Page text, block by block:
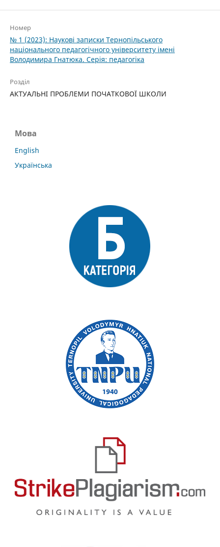
Номер
№ 1 (2023): Наукові записки Тернопільського
національного педагогічного університету імені
Володимира Гнатюка. Серія: педагогіка
Розділ
АКТУАЛЬНІ ПРОБЛЕМИ ПОЧАТКОВОЇ ШКОЛИ
Мова
English
Українська